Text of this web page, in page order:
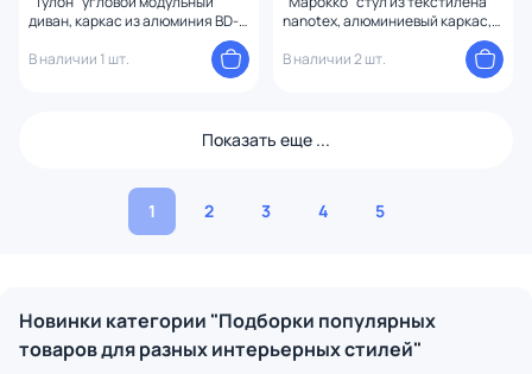
диван, каркас из алюминия BD-
В наличии 1 шт.
nanotex, алюминиевый каркас,
В наличии 2 шт.
Показать еще ...
1 2 3 4 5
Новинки категории "Подборки популярных
товаров для разных интерьерных стилей"